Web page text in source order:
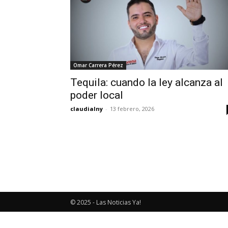
Omar Carrera Pérez
Tequila: cuando la ley alcanza al
poder local
claudialny - 13 febrero, 2026
© 2025 - Las Noticias Ya!